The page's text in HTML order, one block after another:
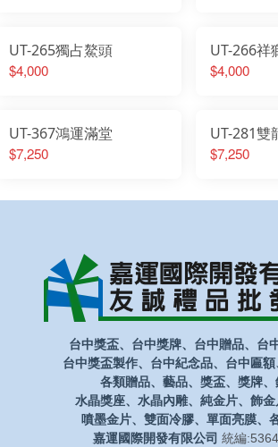
UT-265獨占鰲頭
$4,000
UT-266祥
$4,000
UT-367鴻運滿堂
$7,250
UT-281雙
$7,250
台中獎盃、台中獎牌、台中贈品、台
台中獎盃製作、台中紀念品、台中匾
各類贈品、藝品、獎盃、獎牌
水晶獎座、水晶內雕、純金片、飾
噴墨金片、雙面冷膠、單面亮膜、
嘉運國際開發有限公司 統編